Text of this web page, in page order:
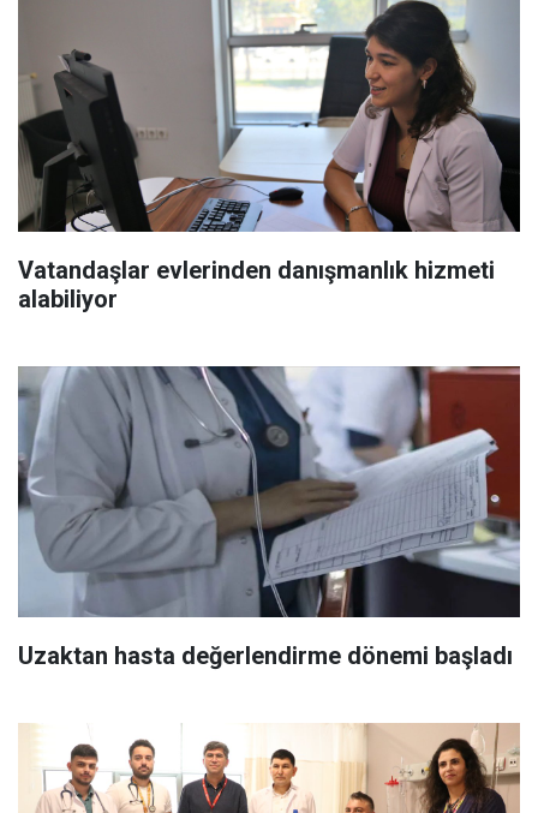
Vatandaşlar evlerinden danışmanlık hizmeti
alabiliyor
Uzaktan hasta değerlendirme dönemi başladı